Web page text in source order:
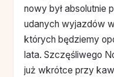
nowy był absolutnie
udanych wyjazdów
których będziemy
lata. Szczęśliwego
już wkrótce przy